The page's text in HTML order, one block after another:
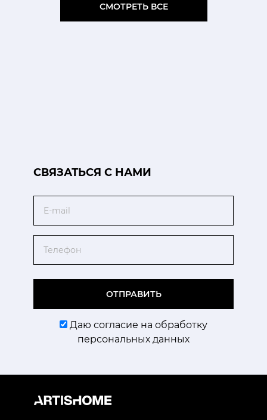
СМОТРЕТЬ ВСЕ
CВЯЗАТЬСЯ С НАМИ
ОТПРАВИТЬ
Даю согласие на обработку
персональных данных